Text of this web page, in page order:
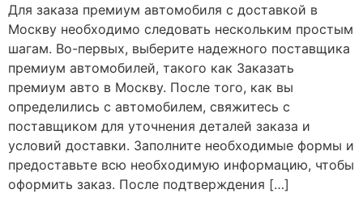
Для заказа премиум автомобиля с доставкой в
Москву необходимо следовать нескольким простым
шагам. Во-первых, выберите надежного поставщика
премиум автомобилей, такого как Заказать
премиум авто в Москву. После того, как вы
определились с автомобилем, свяжитесь с
поставщиком для уточнения деталей заказа и
условий доставки. Заполните необходимые формы и
предоставьте всю необходимую информацию, чтобы
оформить заказ. После подтверждения […]